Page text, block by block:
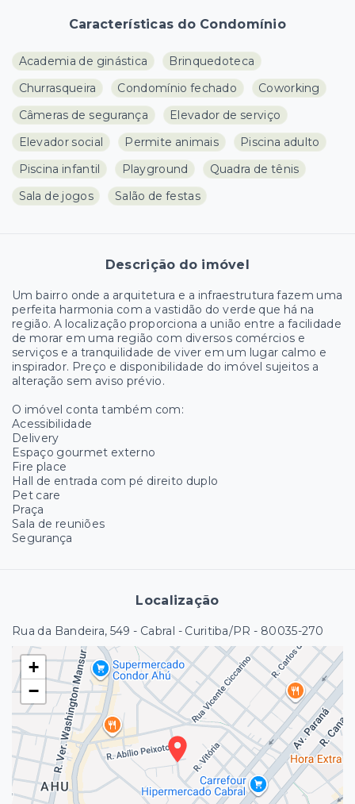
Características do Condomínio
Academia de ginástica
Brinquedoteca
Churrasqueira
Condomínio fechado
Coworking
Câmeras de segurança
Elevador de serviço
Elevador social
Permite animais
Piscina adulto
Piscina infantil
Playground
Quadra de tênis
Sala de jogos
Salão de festas
Descrição do imóvel
Um bairro onde a arquitetura e a infraestrutura fazem uma
perfeita harmonia com a vastidão do verde que há na
região. A localização proporciona a união entre a facilidade
de morar em uma região com diversos comércios e
serviços e a tranquilidade de viver em um lugar calmo e
inspirador. Preço e disponibilidade do imóvel sujeitos a
alteração sem aviso prévio.
O imóvel conta também com:
Acessibilidade
Delivery
Espaço gourmet externo
Fire place
Hall de entrada com pé direito duplo
Pet care
Praça
Sala de reuniões
Segurança
Localização
Rua da Bandeira, 549 - Cabral - Curitiba/PR - 80035-270
+
−